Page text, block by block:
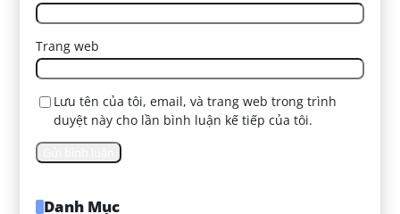
Trang web
Lưu tên của tôi, email, và trang web trong trình
duyệt này cho lần bình luận kế tiếp của tôi.
Danh Mục